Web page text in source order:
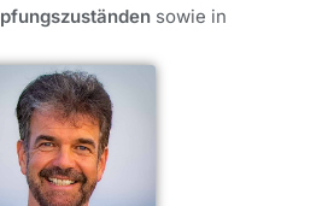
sowie in